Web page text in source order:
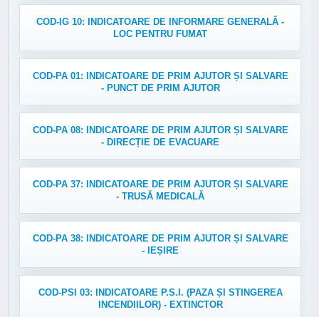
COD-IG 10: INDICATOARE DE INFORMARE GENERALĂ -
LOC PENTRU FUMAT
COD-PA 01: INDICATOARE DE PRIM AJUTOR ȘI SALVARE
- PUNCT DE PRIM AJUTOR
COD-PA 08: INDICATOARE DE PRIM AJUTOR ȘI SALVARE
- DIRECȚIE DE EVACUARE
COD-PA 37: INDICATOARE DE PRIM AJUTOR ȘI SALVARE
- TRUSĂ MEDICALĂ
COD-PA 38: INDICATOARE DE PRIM AJUTOR ȘI SALVARE
- IEȘIRE
COD-PSI 03: INDICATOARE P.S.I. (PAZA ȘI STINGEREA
INCENDIILOR) - EXTINCTOR